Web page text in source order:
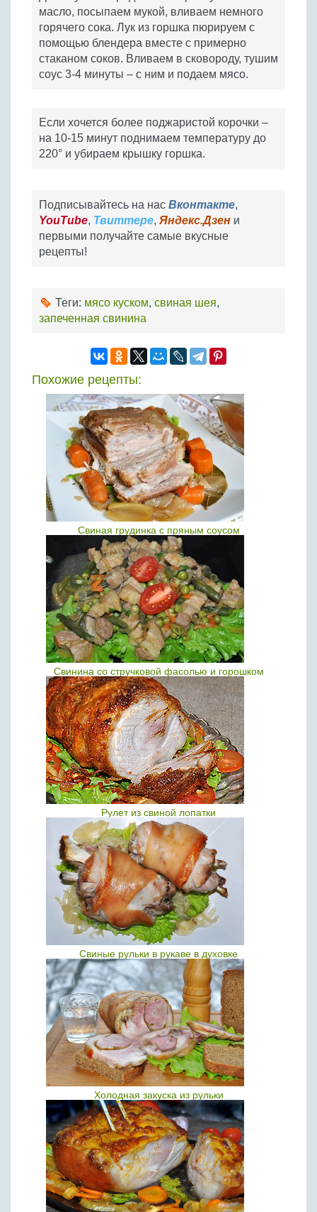
масло, посыпаем мукой, вливаем немного
горячего сока. Лук из горшка пюрируем с
помощью блендера вместе с примерно
стаканом соков. Вливаем в сковороду, тушим
соус 3-4 минуты – с ним и подаем мясо.
Если хочется более поджаристой корочки –
на 10-15 минут поднимаем температуру до
220° и убираем крышку горшка.
Подписывайтесь на нас Вконтакте,
YouTube, Твиттере, Яндекс.Дзен и
первыми получайте самые вкусные
рецепты!
Теги: мясо куском, свиная шея,
запеченная свинина
Похожие рецепты:
Свиная грудинка с пряным соусом
Свинина со стручковой фасолью и горошком
Рулет из свиной лопатки
Свиные рульки в рукаве в духовке
Холодная закуска из рульки